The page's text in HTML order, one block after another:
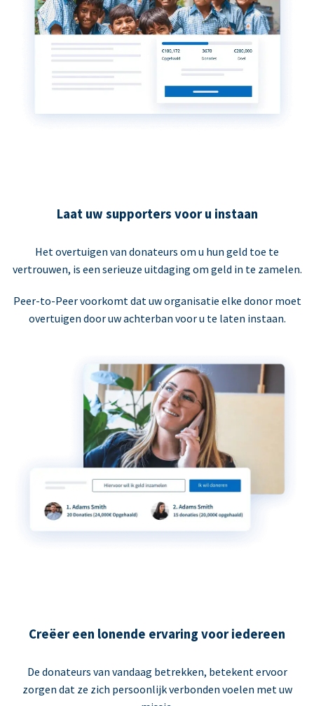
Laat uw supporters voor u instaan
Het overtuigen van donateurs om u hun geld toe te
vertrouwen, is een serieuze uitdaging om geld in te zamelen.
Peer-to-Peer voorkomt dat uw organisatie elke donor moet
overtuigen door uw achterban voor u te laten instaan.
Creëer een lonende ervaring voor iedereen
De donateurs van vandaag betrekken, betekent ervoor
zorgen dat ze zich persoonlijk verbonden voelen met uw